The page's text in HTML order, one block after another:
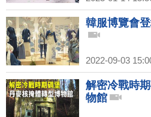
韓服博覽會
2022-09-03
解密冷戰時
物館